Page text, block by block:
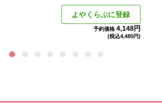
よやくらぶに登録
予約価格 4,148円
(税込4,480円)